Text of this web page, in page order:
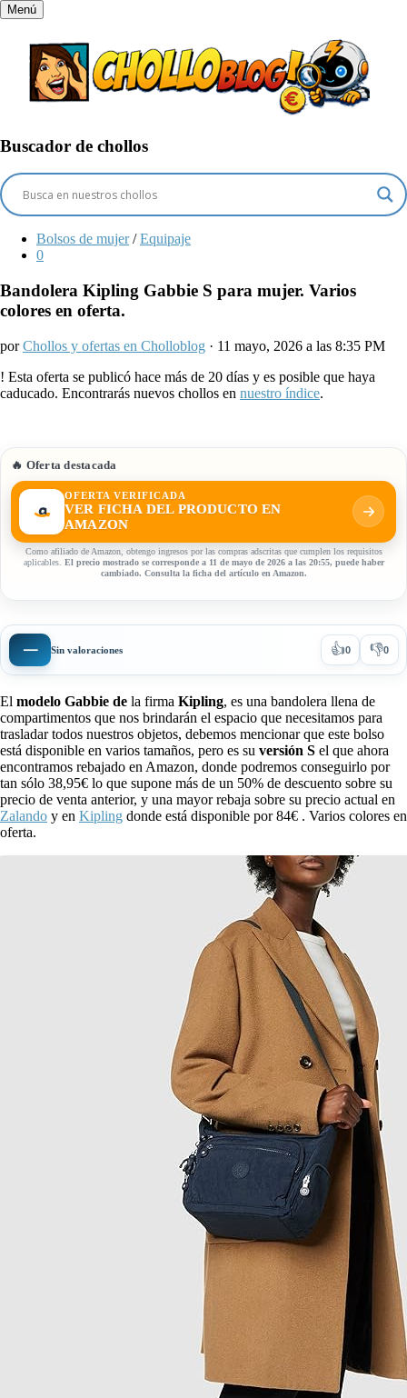
Menú
Buscador de chollos
Bolsos de mujer / Equipaje
0
Bandolera Kipling Gabbie S para mujer. Varios
colores en oferta.
porChollos y ofertas en Cholloblog · 11 mayo, 2026 a las 8:35 PM
! Esta oferta se publicó hace más de 20 días y es posible que haya
caducado. Encontrarás nuevos chollos en nuestro índice.
🔥 Oferta destacada
OFERTA VERIFICADA
VER FICHA DEL PRODUCTO EN
AMAZON
Como afiliado de Amazon, obtengo ingresos por las compras adscritas que cumplen los requisitos
aplicables. El precio mostrado se corresponde a 11 de mayo de 2026 a las 20:55, puede haber
cambiado. Consulta la ficha del artículo en Amazon.
— Sin valoraciones 👍0 👎0
El modelo Gabbie de la firma Kipling, es una bandolera llena de
compartimentos que nos brindarán el espacio que necesitamos para
trasladar todos nuestros objetos, debemos mencionar que este bolso
está disponible en varios tamaños, pero es su versión S el que ahora
encontramos rebajado en Amazon, donde podremos conseguirlo por
tan sólo 38,95€ lo que supone más de un 50% de descuento sobre su
precio de venta anterior, y una mayor rebaja sobre su precio actual en
Zalando y en Kipling donde está disponible por 84€ . Varios colores en
oferta.